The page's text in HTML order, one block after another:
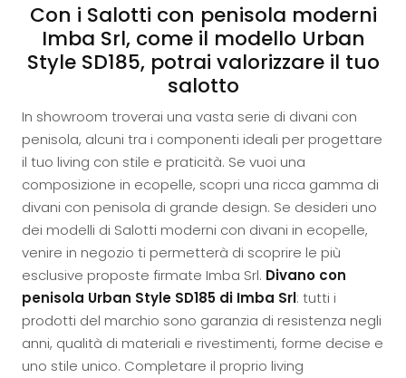
Con i Salotti con penisola moderni
Imba Srl, come il modello Urban
Style SD185, potrai valorizzare il tuo
salotto
In showroom troverai una vasta serie di divani con
penisola, alcuni tra i componenti ideali per progettare
il tuo living con stile e praticità. Se vuoi una
composizione in ecopelle, scopri una ricca gamma di
divani con penisola di grande design. Se desideri uno
dei modelli di Salotti moderni con divani in ecopelle,
venire in negozio ti permetterà di scoprire le più
esclusive proposte firmate Imba Srl. Divano con
penisola Urban Style SD185 di Imba Srl: tutti i
prodotti del marchio sono garanzia di resistenza negli
anni, qualità di materiali e rivestimenti, forme decise e
uno stile unico. Completare il proprio living